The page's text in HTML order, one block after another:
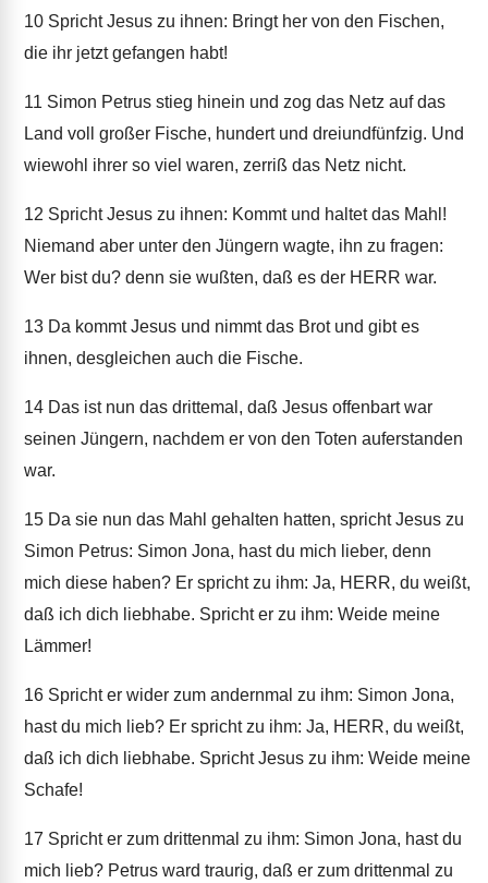
10 Spricht Jesus zu ihnen: Bringt her von den Fischen,
die ihr jetzt gefangen habt!
11 Simon Petrus stieg hinein und zog das Netz auf das
Land voll großer Fische, hundert und dreiundfünfzig. Und
wiewohl ihrer so viel waren, zerriß das Netz nicht.
12 Spricht Jesus zu ihnen: Kommt und haltet das Mahl!
Niemand aber unter den Jüngern wagte, ihn zu fragen:
Wer bist du? denn sie wußten, daß es der HERR war.
13 Da kommt Jesus und nimmt das Brot und gibt es
ihnen, desgleichen auch die Fische.
14 Das ist nun das drittemal, daß Jesus offenbart war
seinen Jüngern, nachdem er von den Toten auferstanden
war.
15 Da sie nun das Mahl gehalten hatten, spricht Jesus zu
Simon Petrus: Simon Jona, hast du mich lieber, denn
mich diese haben? Er spricht zu ihm: Ja, HERR, du weißt,
daß ich dich liebhabe. Spricht er zu ihm: Weide meine
Lämmer!
16 Spricht er wider zum andernmal zu ihm: Simon Jona,
hast du mich lieb? Er spricht zu ihm: Ja, HERR, du weißt,
daß ich dich liebhabe. Spricht Jesus zu ihm: Weide meine
Schafe!
17 Spricht er zum drittenmal zu ihm: Simon Jona, hast du
mich lieb? Petrus ward traurig, daß er zum drittenmal zu